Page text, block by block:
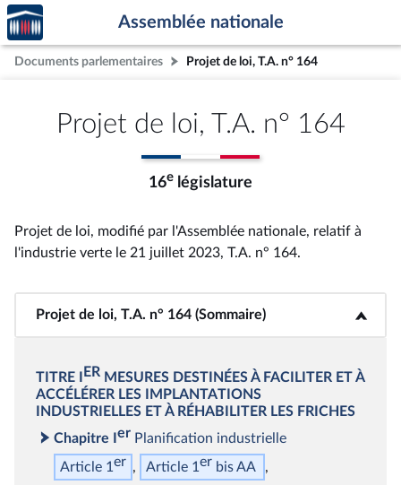
Aller au contenu
Aller en bas de la page
Accèder
à la
page
d'accueil
Assemblée nationale
Documents parlementaires Projet de loi, T.A. n° 164
Projet de loi, T.A. n° 164
16e législature
Projet de loi, modifié par l'Assemblée nationale, relatif à
l'industrie verte le 21 juillet 2023, T.A. n° 164.
Projet de loi, T.A. n° 164 (Sommaire)
<b>Projet de loi, T.A. n° 164 (Sommaire)</b>
TITRE I ER MESURES DESTINÉES À FACILITER ET À
ACCÉLÉRER LES IMPLANTATIONS
INDUSTRIELLES ET À RÉHABILITER LES FRICHES
Chapitre I er Planification industrielle
Article 1 er Article 1 er bisAA